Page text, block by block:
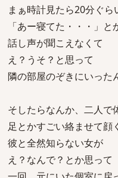
まぁ時計見たら20分ぐら
「あー寝てた・・・」
話し声が聞こえなくて
え？うそ？と思って
隣の部屋のぞきにいった
そしたらなんか、二人で
足とかすごい絡ませて顔
彼と全然知らない女が
え？なんで？とか思って